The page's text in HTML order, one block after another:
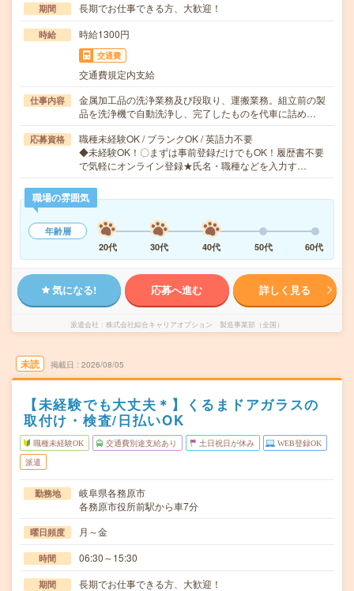
期間 長期でお仕事できる方、大歓迎！
時給 時給1300円
交通費
交通費規定内支給
仕事内容
金属加工品の洗浄業務及び段取り、運搬業務。組立前の製
品を洗浄機で自動洗浄し、完了したものを代車に詰め…
応募資格
職種未経験OK / ブランクOK / 英語力不要
◆未経験OK！〇まずは事前登録だけでもOK！履歴書不要
で気軽にオンライン登録★氏名・職種などを入力す…
職場の雰囲気
年齢層
20代
30代 40代 50代 60代
気になる! 応募へ進む 詳しく見る
派遣会社 株式会社綜合キャリアオプション 製造事業部（全国）
未読 掲載日 2026/08/05
【未経験でも大丈夫＊】くるまドアガラスの
取付け・検査/日払いOK
職種未経験OK 交通費別途支給あり 土日祝日が休み WEB登録OK
派遣
勤務地
岐阜県各務原市
各務原市役所前駅から車7分
曜日頻度 月～金
時間 06:30～15:30
期間 長期でお仕事できる方、大歓迎！